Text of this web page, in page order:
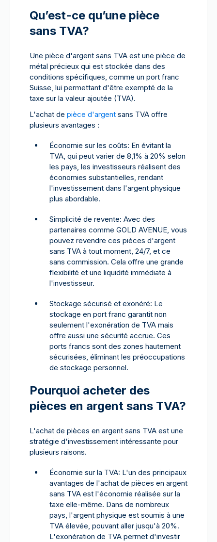
Qu’est-ce qu’une pièce
sans TVA?
Une pièce d'argent sans TVA est une pièce de
métal précieux qui est stockée dans des
conditions spécifiques, comme un port franc
Suisse, lui permettant d'être exempté de la
taxe sur la valeur ajoutée (TVA).
L'achat de pièce d'argent sans TVA offre
plusieurs avantages :
Économie sur les coûts: En évitant la
TVA, qui peut varier de 8,1% à 20% selon
les pays, les investisseurs réalisent des
économies substantielles, rendant
l'investissement dans l'argent physique
plus abordable.
Simplicité de revente: Avec des
partenaires comme GOLD AVENUE, vous
pouvez revendre ces pièces d'argent
sans TVA à tout moment, 24/7, et ce
sans commission. Cela offre une grande
flexibilité et une liquidité immédiate à
l'investisseur.
Stockage sécurisé et exonéré: Le
stockage en port franc garantit non
seulement l'exonération de TVA mais
offre aussi une sécurité accrue. Ces
ports francs sont des zones hautement
sécurisées, éliminant les préoccupations
de stockage personnel.
Pourquoi acheter des
pièces en argent sans TVA?
L'achat de pièces en argent sans TVA est une
stratégie d'investissement intéressante pour
plusieurs raisons.
Économie sur la TVA: L'un des principaux
avantages de l'achat de pièces en argent
sans TVA est l'économie réalisée sur la
taxe elle-même. Dans de nombreux
pays, l'argent physique est soumis à une
TVA élevée, pouvant aller jusqu'à 20%.
L'exonération de TVA permet d'investir